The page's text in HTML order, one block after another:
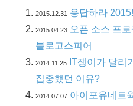
2015.12.31 응답하라 2015!
2015.04.23 오픈 소스 프
블로고스피어
2014.11.25
IT쟁이가 달리
집중했던 이유?
2014.07.07 아이포유네트